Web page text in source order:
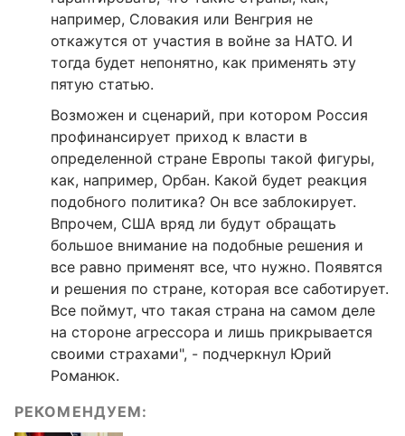
например, Словакия или Венгрия не
откажутся от участия в войне за НАТО. И
тогда будет непонятно, как применять эту
пятую статью.
Возможен и сценарий, при котором Россия
профинансирует приход к власти в
определенной стране Европы такой фигуры,
как, например, Орбан. Какой будет реакция
подобного политика? Он все заблокирует.
Впрочем, США вряд ли будут обращать
большое внимание на подобные решения и
все равно применят все, что нужно. Появятся
и решения по стране, которая все саботирует.
Все поймут, что такая страна на самом деле
на стороне агрессора и лишь прикрывается
своими страхами", - подчеркнул Юрий
Романюк.
РЕКОМЕНДУЕМ: